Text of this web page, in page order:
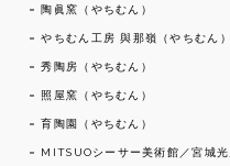
陶眞窯（やちむん）
やちむん工房 與那嶺（やちむん）
秀陶房（やちむん）
照屋窯（やちむん）
育陶園（やちむん）
MITSUOシーサー美術館／宮城光